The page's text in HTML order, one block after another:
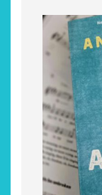
Niederrhein
2. Mai 2026